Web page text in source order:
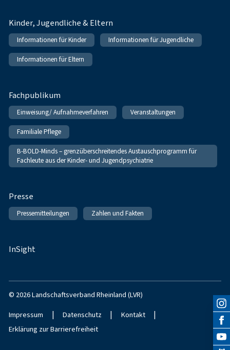
Kinder, Jugendliche & Eltern
Informationen für Kinder Informationen für Jugendliche
Informationen für Eltern
Fachpublikum
Einweisung/ Aufnahmeverfahren Veranstaltungen
Familiale Pflege
B-BOLD-Minds – grenzüberschreitendes Austauschprogramm für
Fachleute aus der Kinder- und Jugendpsychiatrie
Presse
Pressemitteilungen Zahlen und Fakten
InSight
© 2026 Landschaftsverband Rheinland (LVR)
Impressum | Datenschutz | Kontakt |
Erklärung zur Barrierefreiheit